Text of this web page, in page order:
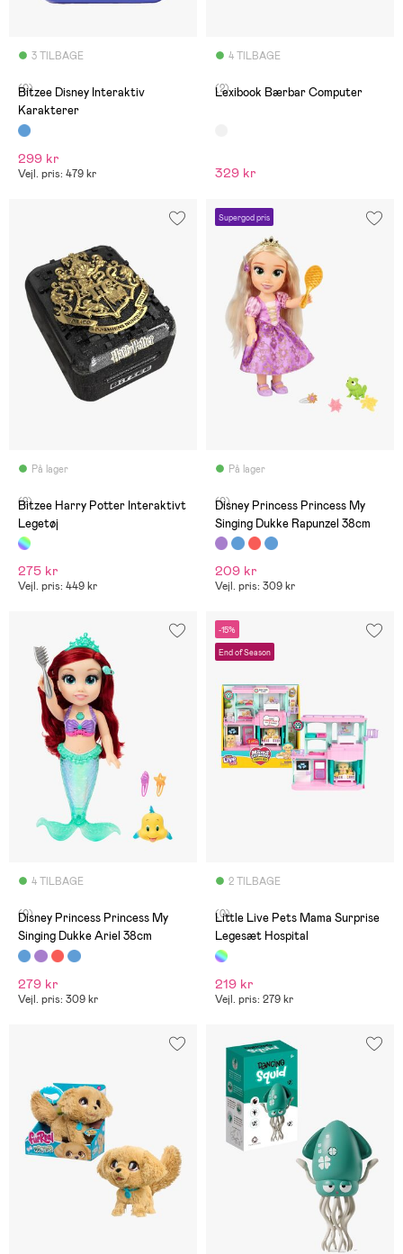
3 TILBAGE
(0)
Bitzee Disney Interaktiv
Karakterer
299 kr
Vejl. pris: 479 kr
4 TILBAGE
(2)
Lexibook Bærbar Computer
329 kr
På lager
(2)
Bitzee Harry Potter Interaktivt
Legetøj
275 kr
Vejl. pris: 449 kr
Supergod pris
På lager
(0)
Disney Princess Princess My
Singing Dukke Rapunzel 38cm
209 kr
Vejl. pris: 309 kr
4 TILBAGE
(0)
Disney Princess Princess My
Singing Dukke Ariel 38cm
279 kr
Vejl. pris: 309 kr
-15%
End of Season
2 TILBAGE
(0)
Little Live Pets Mama Surprise
Legesæt Hospital
219 kr
Vejl. pris: 279 kr